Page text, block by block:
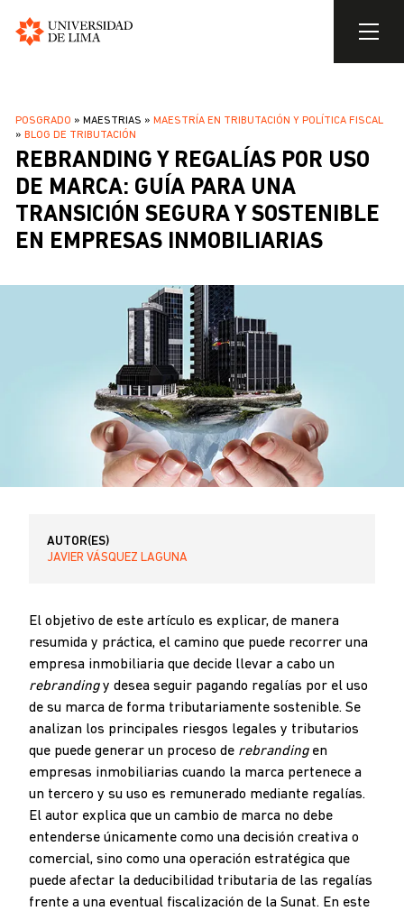
contenido
SOBRESCRIBIR
ENLACES
DE
AYUDA
A
LA
POSGRADO MAESTRIAS
MAESTRÍA EN TRIBUTACIÓN Y POLÍTICA FISCAL
BLOG DE TRIBUTACIÓN
REBRANDING Y REGALÍAS POR USO
DE MARCA: GUÍA PARA UNA
TRANSICIÓN SEGURA Y SOSTENIBLE
EN EMPRESAS INMOBILIARIAS
AUTOR(ES)
JAVIER VÁSQUEZ LAGUNA
El objetivo de este artículo es explicar, de manera
resumida y práctica, el camino que puede recorrer una
empresa inmobiliaria que decide llevar a cabo un
rebrandingy desea seguir pagando regalías por el uso
de su marca de forma tributariamente sostenible. Se
analizan los principales riesgos legales y tributarios
que puede generar un proceso de rebrandingen
empresas inmobiliarias cuando la marca pertenece a
un tercero y su uso es remunerado mediante regalías.
El autor explica que un cambio de marca no debe
entenderse únicamente como una decisión creativa o
comercial, sino como una operación estratégica que
puede afectar la deducibilidad tributaria de las regalías
frente a una eventual fiscalización de la Sunat. En este